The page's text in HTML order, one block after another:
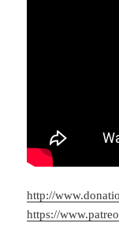
http://
https://